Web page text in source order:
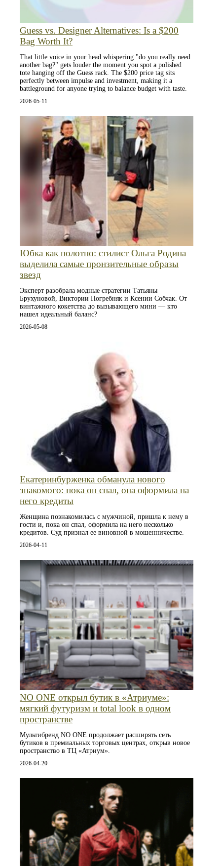
Guess vs. Designer Alternatives: Is a $200
Bag Worth It?
That little voice in your head whispering "do you really need
another bag?" gets louder the moment you spot a polished
tote hanging off the Guess rack. The $200 price tag sits
perfectly between impulse and investment, making it a
battleground for anyone trying to balance budget with taste.
2026-05-11
Юбка как полотно: стилист Ольга Родина
выделила самые пронзительные образы
звезд
Эксперт разобрала модные стратегии Татьяны
Брухуновой, Виктории Погребняк и Ксении Собчак. От
винтажного кокетства до вызывающего мини — кто
нашел идеальный баланс?
2026-05-08
Екатеринбурженка обманула нового
знакомого: пока он спал, она оформила на
него кредиты
Женщина познакомилась с мужчиной, пришла к нему в
гости и, пока он спал, оформила на него несколько
кредитов. Суд признал ее виновной в мошенничестве.
2026-04-11
NO ONE открыл бутик в «Атриуме»:
мягкий футуризм и total look в одном
пространстве
Мультибренд NO ONE продолжает расширять сеть
бутиков в премиальных торговых центрах, открыв новое
пространство в ТЦ «Атриум».
2026-04-20